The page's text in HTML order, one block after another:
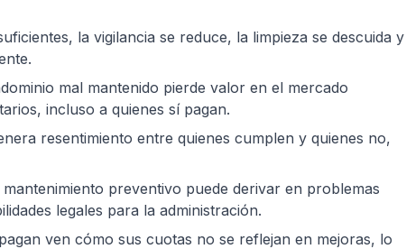
la vigilancia se reduce, la limpieza se descuida y
mal mantenido pierde valor en el mercado
incluso a quienes sí pagan.
resentimiento entre quienes cumplen y quienes no,
mantenimiento preventivo puede derivar en problemas
legales para la administración.
ven cómo sus cuotas no se reflejan en mejoras, lo